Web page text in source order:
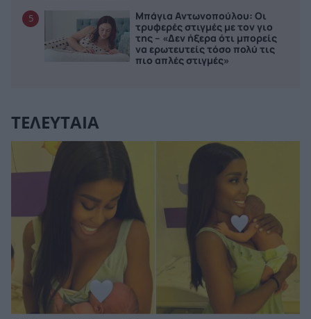
5
Μπάγια Αντωνοπούλου: Οι
τρυφερές στιγμές με τον γιο
της – «Δεν ήξερα ότι μπορείς
να ερωτευτείς τόσο πολύ τις
πιο απλές στιγμές»
ΤΕΛΕΥΤΑΙΑ